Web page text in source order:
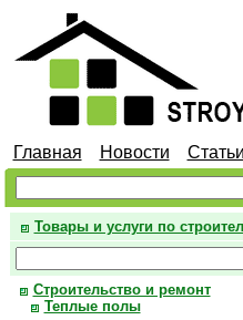
Главная Новости Статьи
Товары и услуги по
Строительство и ремонт
Теплые полы